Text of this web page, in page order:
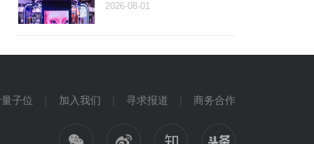
2026-08-01
子位 加入我们 寻求报道 商务合作